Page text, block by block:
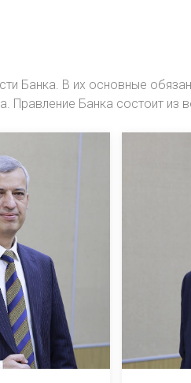
Банка. В их основные
Правление Банка состоит из